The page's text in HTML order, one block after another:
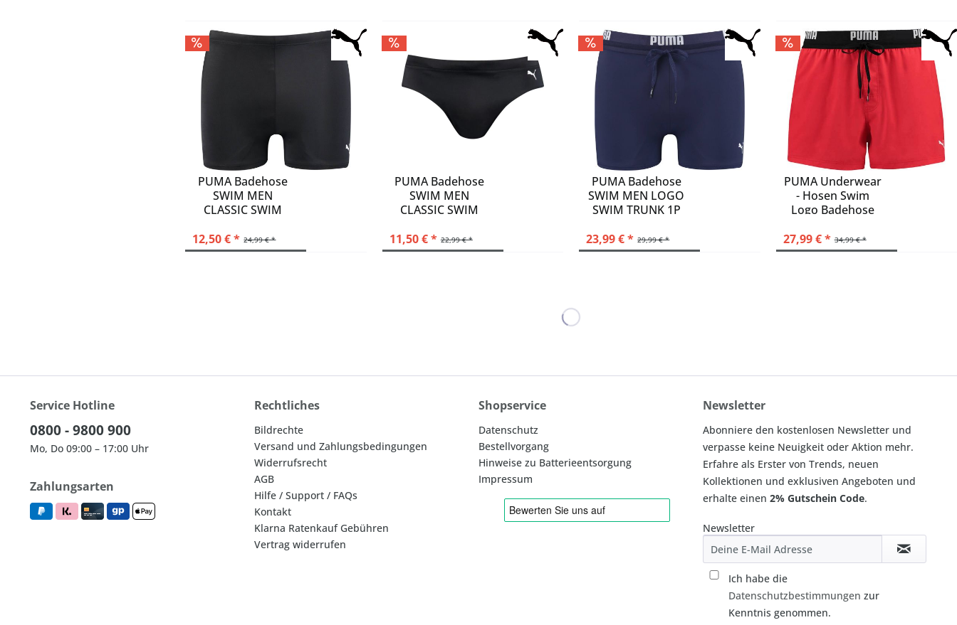
PUMA Badehose
SWIM MEN
CLASSIC SWIM
24,99 € *
12,50 € *
PUMA Badehose
SWIM MEN
CLASSIC SWIM
22,99 € *
11,50 € *
PUMA Badehose
SWIM MEN LOGO
SWIM TRUNK 1P
29,99 € *
23,99 € *
PUMA Underwear
- Hosen Swim
Logo Badehose
34,99 € *
27,99 € *
Service Hotline
0800 - 9800 900
Mo, Do 09:00 – 17:00 Uhr
Zahlungsarten
Rechtliches
Bildrechte
Versand und Zahlungsbedingungen
Widerrufsrecht
AGB
Hilfe / Support / FAQs
Kontakt
Klarna Ratenkauf Gebühren
Vertrag widerrufen
Shopservice
Datenschutz
Bestellvorgang
Hinweise zu Batterieentsorgung
Impressum
Newsletter
Abonniere den kostenlosen Newsletter und
verpasse keine Neuigkeit oder Aktion mehr.
Erfahre als Erster von Trends, neuen
Kollektionen und exklusiven Angeboten und
erhalte einen 2% Gutschein Code.
Newsletter
Ich habe die
Datenschutzbestimmungen zur
Kenntnis genommen.